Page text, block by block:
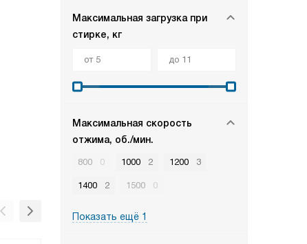
Максимальная загрузка при
стирке, кг
Максимальная скорость
отжима, об./мин.
800 0 1000 2 1200 3
1400 2 1500 0
Показать ещё 1